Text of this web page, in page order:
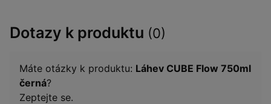
Dotazy k produktu (0)
Máte otázky k produktu: Láhev CUBE Flow 750ml
černá?
Zeptejte se.